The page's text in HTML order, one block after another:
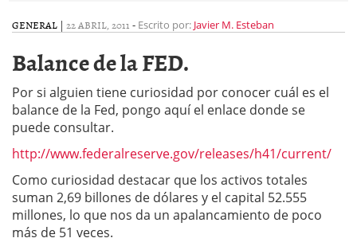
GENERAL | 22 ABRIL, 2011 - Escrito por: Javier M. Esteban
Balance de la FED.
Por si alguien tiene curiosidad por conocer cuál es el
balance de la Fed, pongo aquí el enlace donde se
puede consultar.
http://www.federalreserve.gov/releases/h41/current/
Como curiosidad destacar que los activos totales
suman 2,69 billones de dólares y el capital 52.555
millones, lo que nos da un apalancamiento de poco
más de 51 veces.